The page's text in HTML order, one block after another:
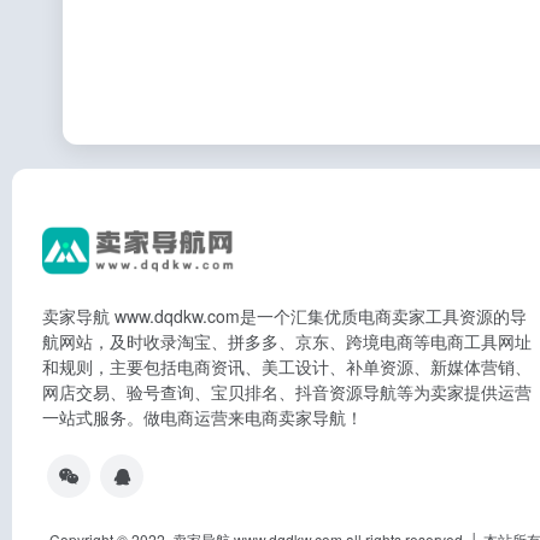
卖家导航 www.dqdkw.com是一个汇集优质电商卖家工具资源的导
航网站，及时收录淘宝、拼多多、京东、跨境电商等电商工具网址
和规则，主要包括电商资讯、美工设计、补单资源、新媒体营销、
网店交易、验号查询、宝贝排名、抖音资源导航等为卖家提供运营
一站式服务。做电商运营来电商卖家导航！